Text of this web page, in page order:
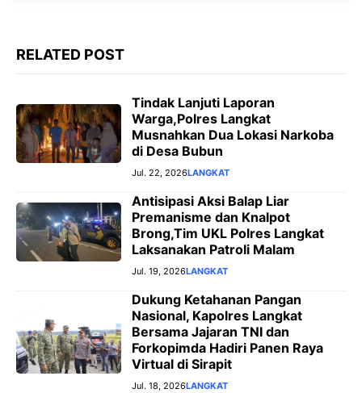
RELATED POST
Tindak Lanjuti Laporan
Warga,Polres Langkat
Musnahkan Dua Lokasi Narkoba
di Desa Bubun
Jul. 22, 2026LANGKAT
Antisipasi Aksi Balap Liar
Premanisme dan Knalpot
Brong,Tim UKL Polres Langkat
Laksanakan Patroli Malam
Jul. 19, 2026LANGKAT
Dukung Ketahanan Pangan
Nasional, Kapolres Langkat
Bersama Jajaran TNI dan
Forkopimda Hadiri Panen Raya
Virtual di Sirapit
Jul. 18, 2026LANGKAT